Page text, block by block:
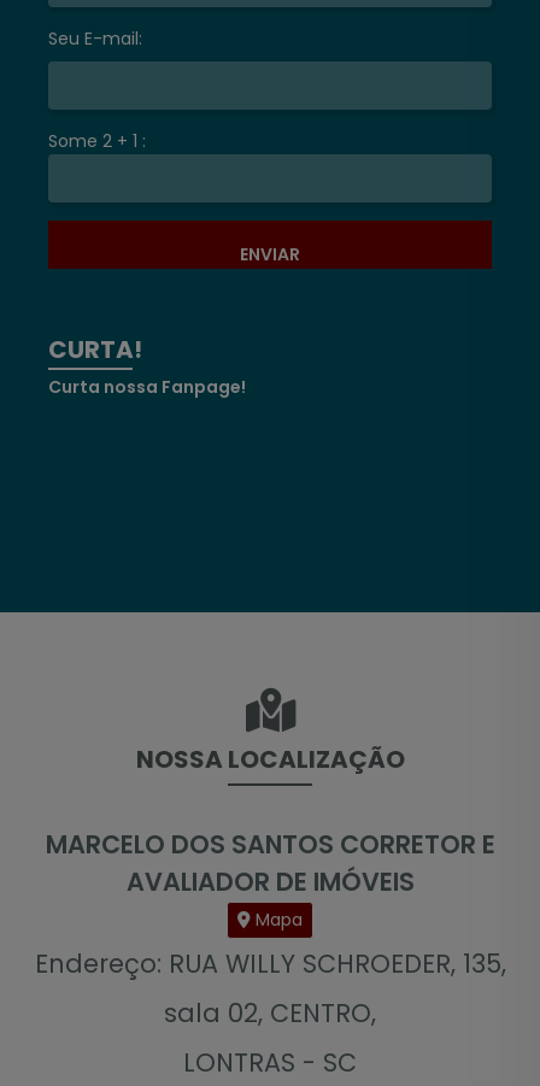
Seu E-mail:
Some 2 + 1 :
ENVIAR
CURTA!
Curta nossa Fanpage!
NOSSA LOCALIZAÇÃO
MARCELO DOS SANTOS CORRETOR E
AVALIADOR DE IMÓVEIS
Mapa
Endereço: RUA WILLY SCHROEDER, 135,
sala 02, CENTRO,
LONTRAS - SC